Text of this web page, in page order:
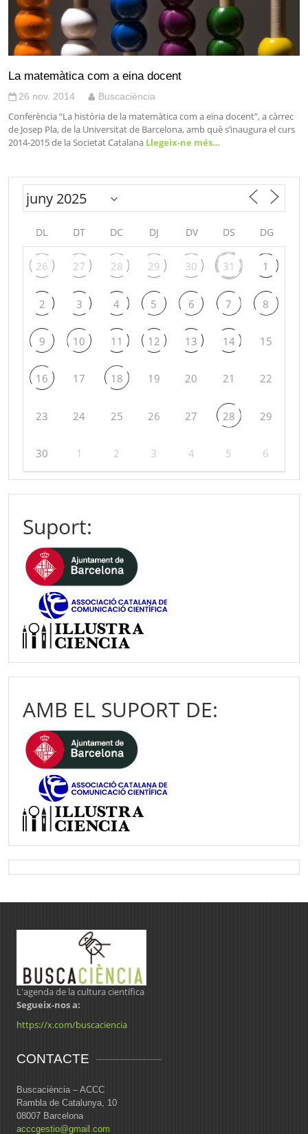
La matemàtica com a eina docent
26 nov. 2014 Buscaciència
Conferència “La història de la matemàtica com a eina docent”, a càrrec
de Josep Pla, de la Universitat de Barcelona, amb què s’inaugura el curs
2014-2015 de la Societat Catalana Llegeix-ne més…
DL DT DC DJ DV DS DG
26 27 28 29 30 31 1
2 3 4 5 6 7 8
9 10 11 12 13 14 15
16 17 18 19 20 21 22
23 24 25 26 27 28 29
30 1 2 3 4 5 6
Suport:
AMB EL SUPORT DE:
L'agenda de la cultura científica
Segueix-nos a:
https://x.com/buscaciencia
CONTACTE
Buscaciència – ACCC
Rambla de Catalunya, 10
08007 Barcelona
acccgestio@gmail.com